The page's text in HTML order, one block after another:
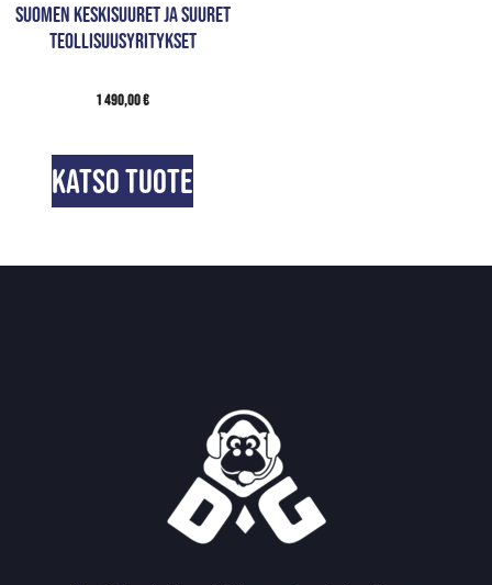
Suomen keskisuuret ja suuret
teollisuusyritykset
1 490,00€
Katso tuote